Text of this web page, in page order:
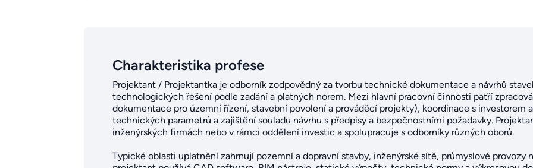
Charakteristika profese
Projektant / Projektantka je odborník zodpovědný za tvorbu technické dokumentace a návrhů
technologických řešení podle zadání a platných norem. Mezi hlavní pracovní činnosti patří
dokumentace pro územní řízení, stavební povolení a prováděcí projekty), koordinace s investorem
technických parametrů a zajištění souladu návrhu s předpisy a bezpečnostními požadavky.
inženýrských firmách nebo v rámci oddělení investic a spolupracuje s odborníky různých oborů.
Typické oblasti uplatnění zahrnují pozemní a dopravní stavby, inženýrské sítě, průmyslové provozy